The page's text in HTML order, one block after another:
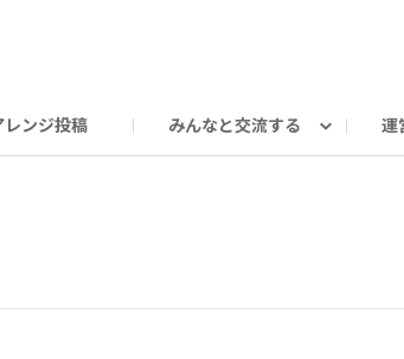
レンジ投稿 みんなと交流する 運